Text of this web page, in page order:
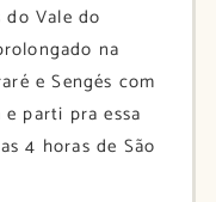
do Vale do
na
e Sengés com
parti pra essa
4 horas de São